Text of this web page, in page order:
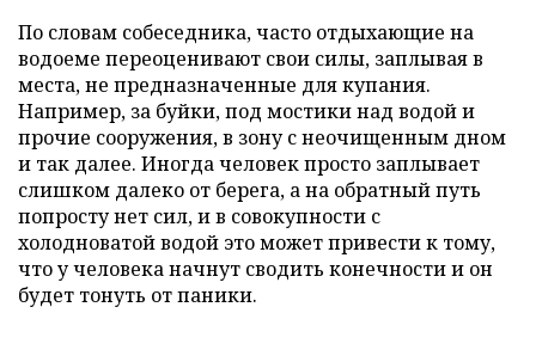
По словам собеседника, часто отдыхающие на
водоеме переоценивают свои силы, заплывая в
места, не предназначенные для купания.
Например, за буйки, под мостики над водой и
прочие сооружения, в зону с неочищенным дном
и так далее. Иногда человек просто заплывает
слишком далеко от берега, а на обратный путь
попросту нет сил, и в совокупности с
холодноватой водой это может привести к тому,
что у человека начнут сводить конечности и он
будет тонуть от паники.